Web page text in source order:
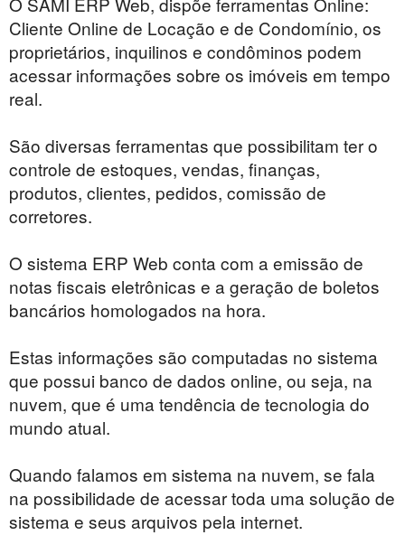
Cliente Online de Locação e de Condomínio, os
proprietários, inquilinos e condôminos podem
acessar informações sobre os imóveis em tempo
real.
São diversas ferramentas que possibilitam ter o
controle de estoques, vendas, finanças,
produtos, clientes, pedidos, comissão de
corretores.
O sistema ERP Web conta com a emissão de
notas fiscais eletrônicas e a geração de boletos
bancários homologados na hora.
Estas informações são computadas no sistema
que possui banco de dados online, ou seja, na
nuvem, que é uma tendência de tecnologia do
mundo atual.
Quando falamos em sistema na nuvem, se fala
na possibilidade de acessar toda uma solução de
sistema e seus arquivos pela internet.